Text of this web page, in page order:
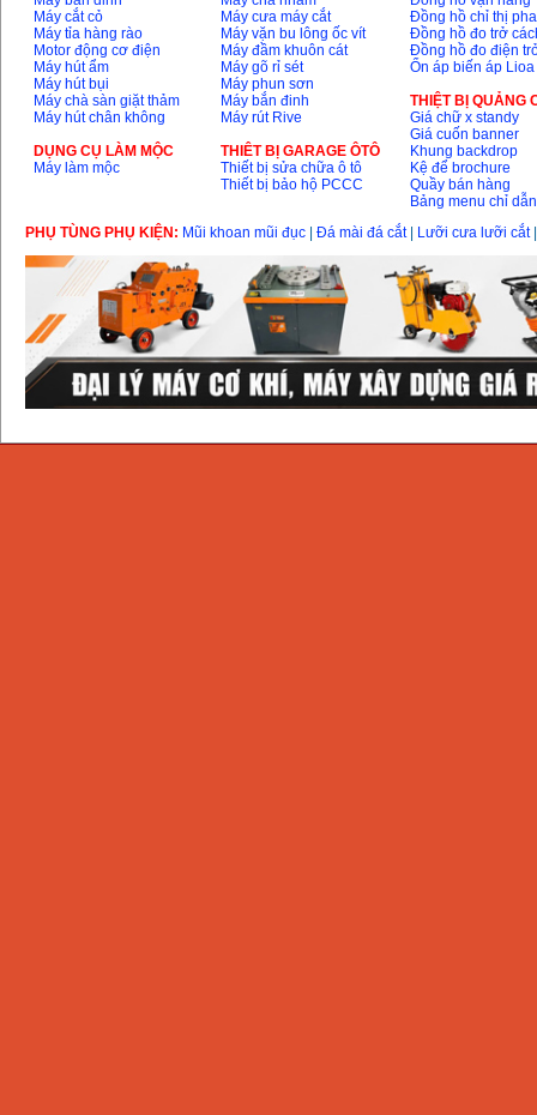
Máy cắt cỏ
Máy tỉa hàng rào
Motor động cơ điện
Máy hút ẩm
Máy hút bụi
Máy chà sàn giặt thảm
Máy hút chân không
DỤNG CỤ LÀM MỘC
Máy làm mộc
Máy cưa máy cắt
Máy vặn bu lông ốc vít
Máy đầm khuôn cát
Máy gõ rỉ sét
Máy phun sơn
Máy bắn đinh
Máy rút Rive
THIÊT BỊ GARAGE ÔTÔ
Thiết bị sửa chữa ô tô
Thiết bị bảo hộ PCCC
Đồng hồ chỉ thị pha
Đồng hồ đo trở
Đồng hồ đo điện
Ổn áp biến áp Lioa
THIỆT BỊ QUẢNG
Giá chữ x standy
Giá cuốn banner
Khung backdrop
Kệ để brochure
Quầy bán hàng
Bảng menu chỉ dẫn
PHỤ TÙNG PHỤ KIỆN: Mũi khoan mũi đục Đá mài đá cắt| Lưỡi cưa lưỡi cắt